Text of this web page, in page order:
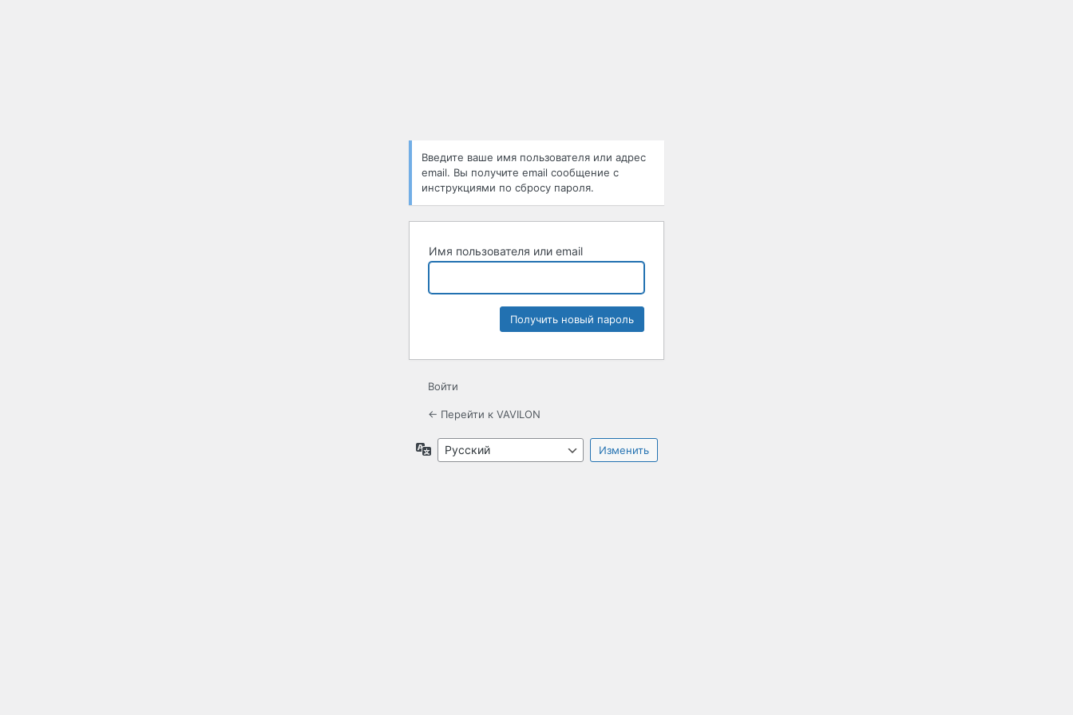
Введите ваше имя пользователя или адрес
email. Вы получите email сообщение с
инструкциями по сбросу пароля.
Имя пользователя или email
Войти
← Перейти к VAVILON
Язык